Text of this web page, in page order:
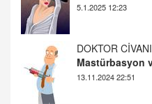
13.11.2024 22:51
ALİ EFENDİ
Adana At
Cumartesi